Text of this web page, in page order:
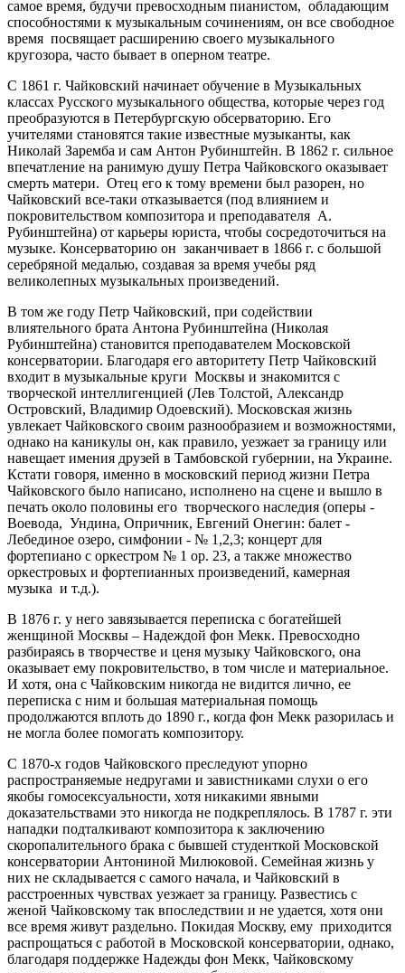
самое время, будучи превосходным пианистом, обладающим
способностями к музыкальным сочинениям, он все свободное
время посвящает расширению своего музыкального
кругозора, часто бывает в оперном театре.
С 1861 г. Чайковский начинает обучение в Музыкальных
классах Русского музыкального общества, которые через год
преобразуются в Петербургскую обсерваторию. Его
учителями становятся такие известные музыканты, как
Николай Заремба и сам Антон Рубинштейн. В 1862 г. сильное
впечатление на ранимую душу Петра Чайковского оказывает
смерть матери. Отец его к тому времени был разорен, но
Чайковский все-таки отказывается (под влиянием и
покровительством композитора и преподавателя А.
Рубинштейна) от карьеры юриста, чтобы сосредоточиться на
музыке. Консерваторию он заканчивает в 1866 г. с большой
серебряной медалью, создавая за время учебы ряд
великолепных музыкальных произведений.
В том же году Петр Чайковский, при содействии
влиятельного брата Антона Рубинштейна (Николая
Рубинштейна) становится преподавателем Московской
консерватории. Благодаря его авторитету Петр Чайковский
входит в музыкальные круги Москвы и знакомится с
творческой интеллигенцией (Лев Толстой, Александр
Островский, Владимир Одоевский). Московская жизнь
увлекает Чайковского своим разнообразием и возможностями,
однако на каникулы он, как правило, уезжает за границу или
навещает имения друзей в Тамбовской губернии, на Украине.
Кстати говоря, именно в московский период жизни Петра
Чайковского было написано, исполнено на сцене и вышло в
печать около половины его творческого наследия (оперы -
Воевода, Ундина, Опричник, Евгений Онегин: балет -
Лебединое озеро, симфонии - № 1,2,3; концерт для
фортепиано с оркестром № 1 op. 23, а также множество
оркестровых и фортепианных произведений, камерная
музыка и т.д.).
В 1876 г. у него завязывается переписка с богатейшей
женщиной Москвы – Надеждой фон Мекк. Превосходно
разбираясь в творчестве и ценя музыку Чайковского, она
оказывает ему покровительство, в том числе и материальное.
И хотя, она с Чайковским никогда не видится лично, ее
переписка с ним и большая материальная помощь
продолжаются вплоть до 1890 г., когда фон Мекк разорилась и
не могла более помогать композитору.
С 1870-х годов Чайковского преследуют упорно
распространяемые недругами и завистниками слухи о его
якобы гомосексуальности, хотя никакими явными
доказательствами это никогда не подкреплялось. В 1787 г. эти
нападки подталкивают композитора к заключению
скоропалительного брака с бывшей студенткой Московской
консерватории Антониной Милюковой. Семейная жизнь у
них не складывается с самого начала, и Чайковский в
расстроенных чувствах уезжает за границу. Развестись с
женой Чайковскому так впоследствии и не удается, хотя они
все время живут раздельно. Покидая Москву, ему приходится
распрощаться с работой в Московской консерватории, однако,
благодаря поддержке Надежды фон Мекк, Чайковскому